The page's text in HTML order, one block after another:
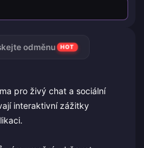
odměnu HOT
pro živý chat a sociální
interaktivní zážitky